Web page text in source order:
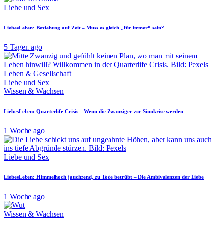
Liebe und Sex
LiebesLeben: Beziehung auf Zeit – Muss es gleich „für immer“ sein?
5 Tagen ago
Leben & Gesellschaft
Liebe und Sex
Wissen & Wachsen
LiebesLeben: Quarterlife Crisis – Wenn die Zwanziger zur Sinnkrise werden
1 Woche ago
Liebe und Sex
LiebesLeben: Himmelhoch jauchzend, zu Tode betrübt – Die Ambivalenzen der Liebe
1 Woche ago
Wissen & Wachsen